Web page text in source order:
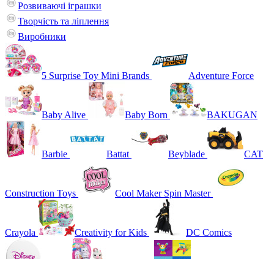
Розвиваючі іграшки
Творчість та ліплення
Виробники
5 Surprise Toy Mini Brands Adventure Force
Baby Alive Baby Born BAKUGAN
Barbie Battat Beyblade CAT
Construction Toys Cool Maker Spin Master
Crayola Creativity for Kids DC Comics